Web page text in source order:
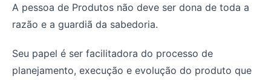
A pessoa de Produtos não deve ser dona de toda a
razão e a guardiã da sabedoria.
Seu papel é ser facilitadora do processo de
planejamento, execução e evolução do produto que